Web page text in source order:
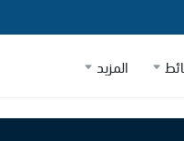
المزيد